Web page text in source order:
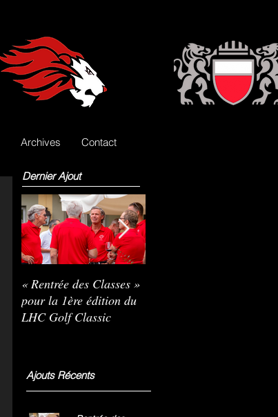
Archives Contact
Dernier Ajout
« Rentrée des Classes »
pour la 1ère édition du
LHC Golf Classic
Ajouts Récents